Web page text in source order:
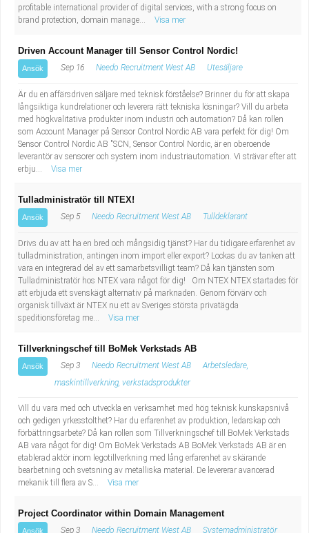
profitable international provider of digital services, with a strong focus on
brand protection, domain manage...
Visa mer
Driven Account Manager till Sensor Control Nordic!
Ansök Sep 16 Needo Recruitment West AB Utesäljare
Är du en affärsdriven säljare med teknisk förståelse? Brinner du för att skapa
långsiktiga kundrelationer och leverera rätt tekniska lösningar? Vill du arbeta
med högkvalitativa produkter inom industri och automation? Då kan rollen
som Account Manager på Sensor Control Nordic AB vara perfekt för dig! Om
Sensor Control Nordic AB "SCN, Sensor Control Nordic, är en oberoende
leverantör av sensorer och system inom industriautomation. Vi strävar efter att
erbju...
Visa mer
Tulladministratör till NTEX!
Ansök Sep 5 Needo Recruitment West AB Tulldeklarant
Drivs du av att ha en bred och mångsidig tjänst? Har du tidigare erfarenhet av
tulladministration, antingen inom import eller export? Lockas du av tanken att
vara en integrerad del av ett samarbetsvilligt team? Då kan tjänsten som
Tulladministratör hos NTEX vara något för dig! Om NTEX NTEX startades för
att erbjuda ett svenskägt alternativ på marknaden. Genom förvärv och
organisk tillväxt är NTEX nu ett av Sveriges största privatägda
speditionsföretag me...
Visa mer
Tillverkningschef till BoMek Verkstads AB
Ansök Sep 3 Needo Recruitment West AB
Arbetsledare,
maskintillverkning, verkstadsprodukter
Vill du vara med och utveckla en verksamhet med hög teknisk kunskapsnivå
och gedigen yrkesstolthet? Har du erfarenhet av produktion, ledarskap och
förbättringsarbete? Då kan rollen som Tillverkningschef till BoMek Verkstads
AB vara något för dig! Om BoMek Verkstads AB BoMek Verkstads AB är en
etablerad aktör inom legotillverkning med lång erfarenhet av skärande
bearbetning och svetsning av metalliska material. De levererar avancerad
mekanik till flera av S...
Visa mer
Project Coordinator within Domain Management
Ansök Sep 3 Needo Recruitment West AB Systemadministratör